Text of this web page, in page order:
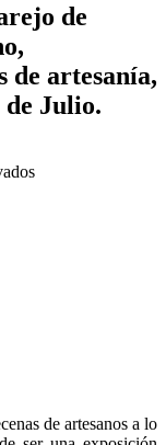
de
de artesanía,
de Julio.
en
demostraciones
de artesanos a lo